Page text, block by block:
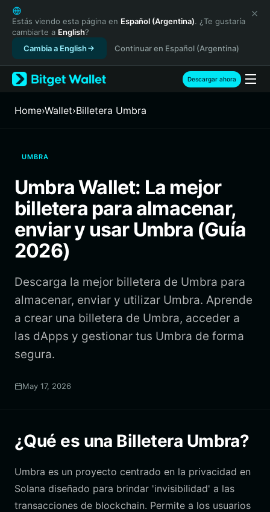
English
日本語
Tiếng Việt
Русский
Español (Latinoamérica)
Türkçe
Français
繁體中文
Bahasa Indonesia
ภาษาไทย
Español
Português (Brasil)
Estás viendo esta página en Español (Argentina). ¿Te gustaría
cambiarte a English?
Cambia a English
Continuar en Español (Argentina)
Descargar ahora
Home›Wallet›Billetera Umbra
UMBRA
Umbra Wallet: La mejor
billetera para almacenar,
enviar y usar Umbra (Guía
2026)
Descarga la mejor billetera de Umbra para
almacenar, enviar y utilizar Umbra. Aprende
a crear una billetera de Umbra, acceder a
las dApps y gestionar tus Umbra de forma
segura.
May 17, 2026
¿Qué es una Billetera Umbra?
Umbra es un proyecto centrado en la privacidad en
Solana diseñado para brindar 'invisibilidad' a las
transacciones de blockchain. Permite a los usuarios